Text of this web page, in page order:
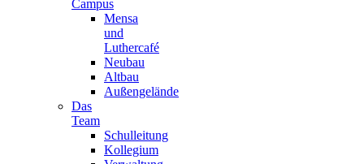
Campus
Mensa
und
Luthercafé
Neubau
Altbau
Außengelände
Das
Team
Schulleitung
Kollegium